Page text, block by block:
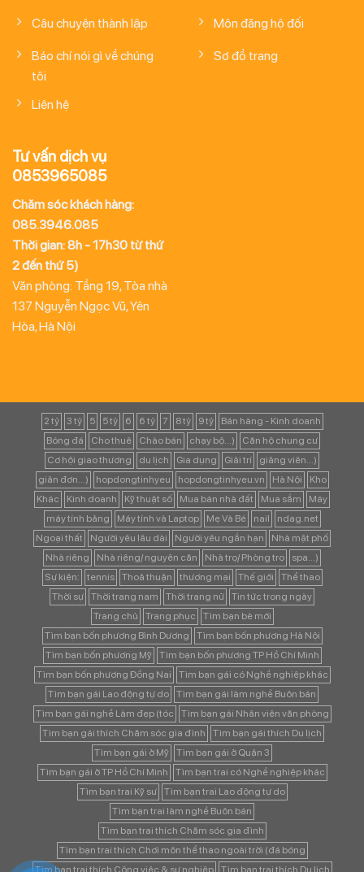
Câu chuyện thành lập
Báo chí nói gì về chúng
tôi
Liên hệ
Môn đăng hộ đối
Sơ đồ trang
Tư vấn dịch vụ
0853965085
Chăm sóc khách hàng:
085.3946.085
Thời gian: 8h - 17h30 từ thứ
2 đến thứ 5)
Văn phòng: Tầng 19, Tòa nhà
137 Nguyễn Ngọc Vũ, Yên
Hòa, Hà Nội
2 tỷ 3 tỷ 5 5 tỷ 6 6 tỷ 7 8 tỷ 9 tỷ
Bán hàng - Kinh doanh
Bóng đá
Cho thuê Chào bán chạy bộ...)
Căn hộ chung cư
Cơ hội giao thương
du lịch Gia dụng Giải trí
giảng viên...)
giản đơn...)
hopdongtinhyeu hopdongtinhyeu.vn Hà Nội
Kho
Khác
Kinh doanh Kỹ thuật số Mua bán nhà đất Mua sắm
Máy
máy tính bảng
Máy tính và Laptop Mẹ Và Bé nail
ndag.net
Ngoại thất
Người yêu lâu dài Người yêu ngắn hạn
Nhà mặt phố
Nhà riêng
Nhà riêng/ nguyên căn Nhà trọ/ Phòng trọ
spa...)
Sự kiện:
tennis Thoả thuận thương mại Thế giới
Thể thao
Thời sự
Thời trang nam Thời trang nữ
Tin tức trong ngày
Trang chủ
Trang phục
Tìm bạn bè mới
Tìm bạn bốn phương Bình Dương
Tìm bạn bốn phương Hà Nội
Tìm bạn bốn phương Mỹ
Tìm bạn bốn phương TP Hồ Chí Minh
Tìm bạn bốn phương Đồng Nai
Tìm bạn gái có Nghề nghiệp khác
Tìm bạn gái Lao động tự do
Tìm bạn gái làm nghề Buôn bán
Tìm bạn gái nghề Làm đẹp (tóc
Tìm bạn gái Nhân viên văn phòng
Tìm bạn gái thích Chăm sóc gia đình
Tìm bạn gái thích Du lịch
Tìm bạn gái ở Mỹ
Tìm bạn gái ở Quận 3
Tìm bạn gái ở TP Hồ Chí Minh
Tìm bạn trai có Nghề nghiệp khác
Tìm bạn trai Kỹ sư
Tìm bạn trai Lao động tự do
Tìm bạn trai làm nghề Buôn bán
Tìm bạn trai thích Chăm sóc gia đình
Tìm bạn trai thích Chơi môn thể thao ngoài trời (đá bóng
Tìm bạn trai thích Công việc & sự nghiệp
Tìm bạn trai thích Du lịch